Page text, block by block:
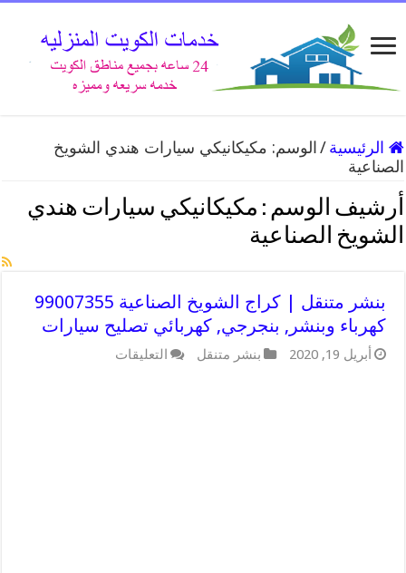
الرئيسية / الوسم: مكيكانيكي سيارات هندي الشويخ
الصناعية
أرشيف الوسم : مكيكانيكي سيارات هندي
الشويخ الصناعية
بنشر متنقل | كراج الشويخ الصناعية 99007355
كهرباء وبنشر, بنجرجي, كهربائي تصليح سيارات
أبريل 19, 2020 بنشر متنقل التعليقات